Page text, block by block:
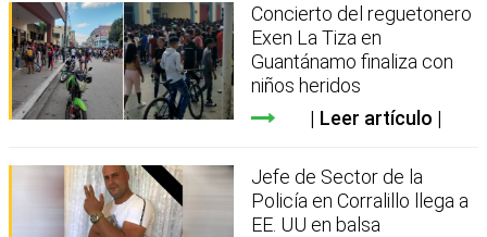
Concierto del reguetonero
Exen La Tiza en
Guantánamo finaliza con
niños heridos
Leer artículo
Jefe de Sector de la
Policía en Corralillo llega a
EE. UU en balsa